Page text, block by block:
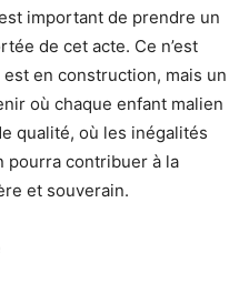
important de prendre un
de cet acte. Ce n’est
en construction, mais un
où chaque enfant malien
qualité, où les inégalités
pourra contribuer à la
et souverain.